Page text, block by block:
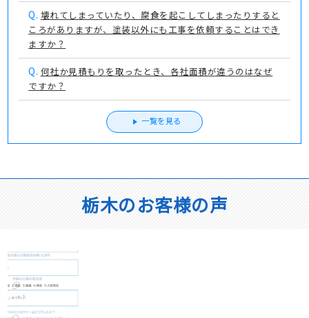
Q. 壊れてしまっていたり、腐食を起こしてしまったりすると
ころがありますが、塗装以外にも工事を依頼することはでき
ますか？
Q. 何社か見積もりを取ったとき、各社面積が違うのはなぜ
ですか？
一覧を見る
栃木のお客様の声